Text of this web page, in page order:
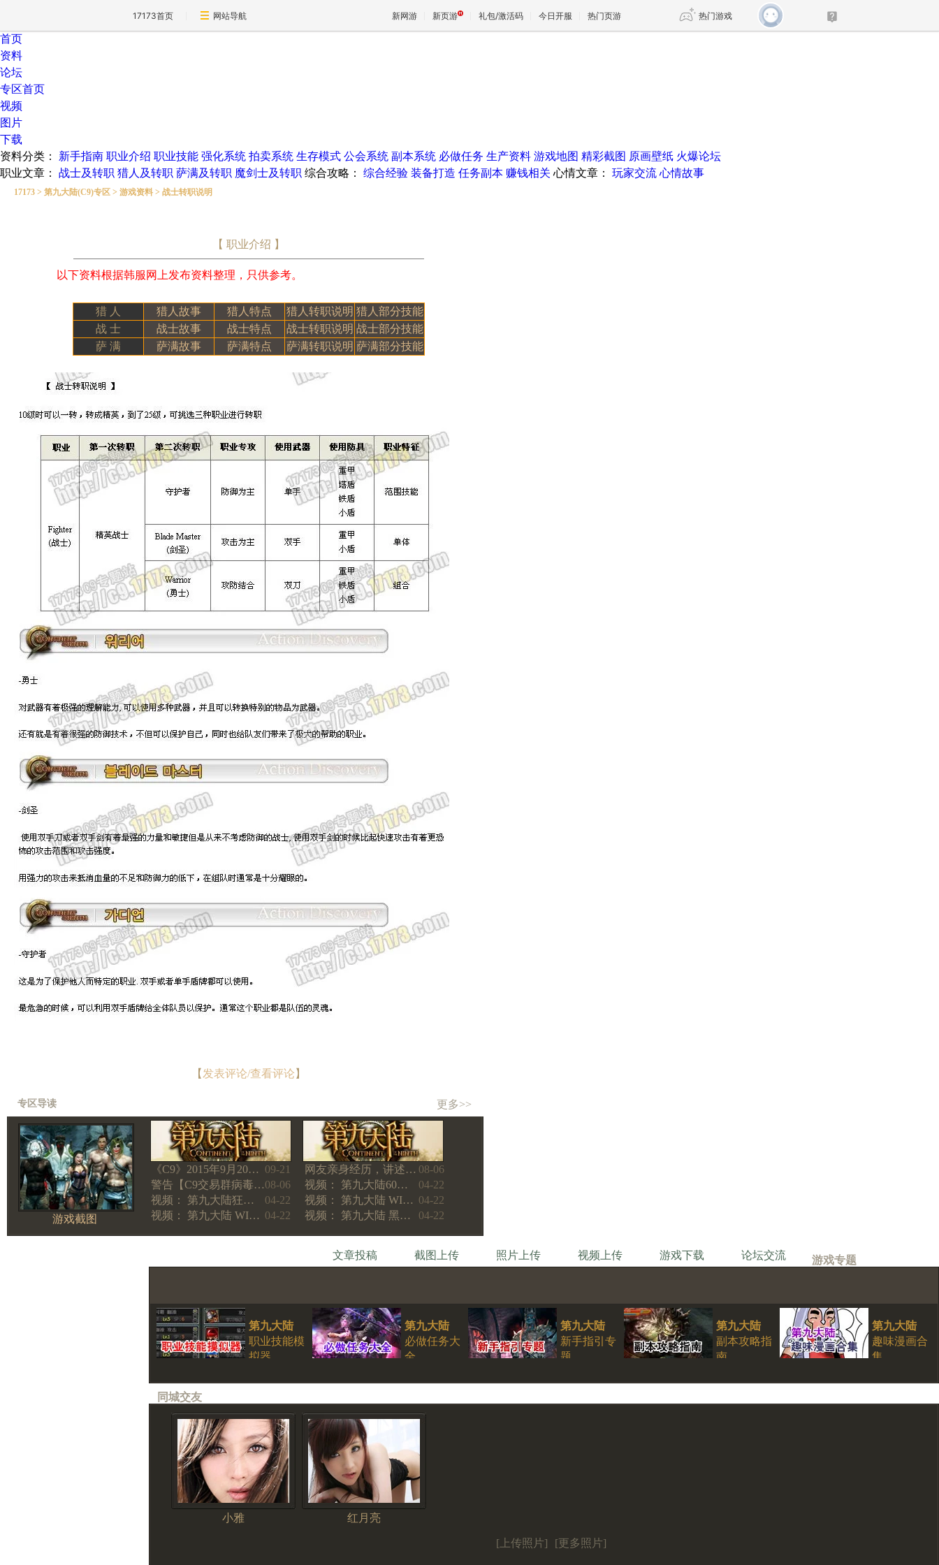
17173首页 网站导航 新网游 新页游 礼包/激活码 今日开服 热门页游 热门游戏
王权与自由 诛仙世界 新仙侠5
首页
资料
论坛
专区首页
视频
图片
下载
资料分类：
新手指南 职业介绍 职业技能 强化系统 拍卖系统 生存模式 公会系统 副本系统 必做任务 生产资料 游戏地图 精彩截图 原画壁纸 火爆论坛
职业文章：
战士及转职 猎人及转职 萨满及转职 魔剑士及转职 综合攻略： 综合经验 装备打造 任务副本 赚钱相关 心情文章： 玩家交流 心情故事
17173 > 第九大陆(C9)专区 > 游戏资料 > 战士转职说明
【 职业介绍 】
以下资料根据韩服网上发布资料整理，只供参考。
猎 人 猎人故事 猎人特点 猎人转职说明 猎人部分技能
战 士
战士故事 战士特点 战士转职说明 战士部分技能
萨 满
萨满故事 萨满特点 萨满转职说明 萨满部分技能
【 发表评论/查看评论 】
专区导读 更多>>
游戏截图
09-21
《C9》2015年9月20… 08-06
网友亲身经历，讲述…
08-06
警告【C9交易群病毒… 04-22
视频： 第九大陆60…
04-22
视频： 第九大陆狂… 04-22
视频： 第九大陆 WI…
04-22
视频： 第九大陆 WI… 04-22
视频： 第九大陆 黑…
文章投稿 截图上传 照片上传 视频上传 游戏下载 论坛交流 游戏专题
第九大陆
职业技能模
拟器
第九大陆
必做任务大
全
第九大陆
新手指引专
题
第九大陆
副本攻略指
南
第九大陆
趣味漫画合
集
同城交友
小雅 红月亮
[上传照片] [更多照片]